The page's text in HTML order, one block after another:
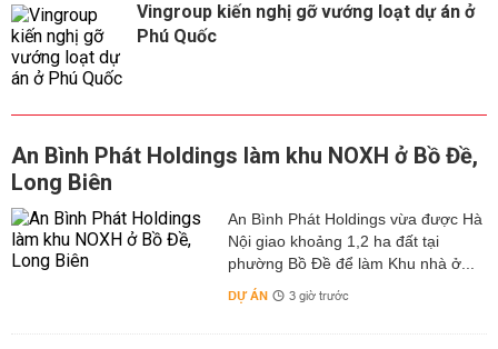
Vingroup kiến nghị gỡ vướng loạt dự án ở
Phú Quốc
An Bình Phát Holdings làm khu NOXH ở Bồ Đề,
Long Biên
An Bình Phát Holdings vừa được Hà
Nội giao khoảng 1,2 ha đất tại
phường Bồ Đề để làm Khu nhà ở...
DỰ ÁN 3 giờ trước